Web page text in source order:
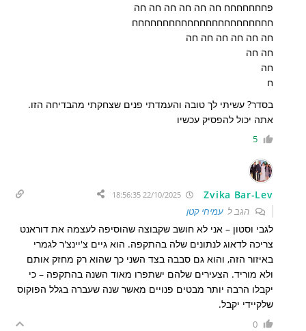
פחחחחחחח חה חה חה חה חה חה
חחחחחחחחחחחחחחחחחחחחחחח
חה חה חה חה חה חה
חה חה
חה
ח
בסדר? עשיתי לך טובה והעמדתי פנים שצחקתי מהבדיחה הזו.
אתה יכול להפסיק עכשיו
5
Zvika Bar-Lev
הגב לעמיחי קטן
לגבי וסטון – אני לא חושב שקבוצה שהוסיפה לעצמה את דוראנט
צריכה לדאוג לנתונים שלה בהתקפה. הוא גיים צ'יינצ'ר לגמרי
באיזור הזה, והוא גם סבבה בצד השני כך שהוא רק מחזק אותם
ולא מוריד. הצעירים שלהם ישתפרו מאוד השנה בהתקפה – כי
יקבלו הרבה יותר מבטים פנויים מאשר שנה שעברה בגלל הפוקוס
שלקיידי יקבל.
0